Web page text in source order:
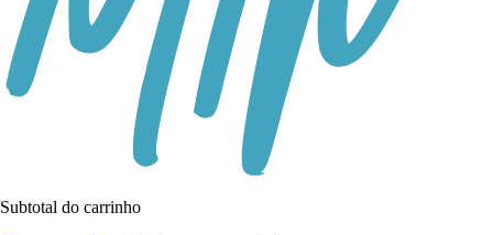
Subtotal do carrinho